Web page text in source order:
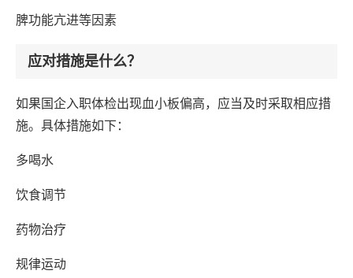
脾功能亢进等因素
应对措施是什么？
如果国企入职体检出现血小板偏高，应当及时采取相应措
施。具体措施如下：
多喝水
饮食调节
药物治疗
规律运动